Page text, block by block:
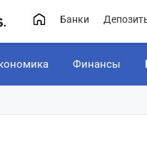
Банки
Финансы